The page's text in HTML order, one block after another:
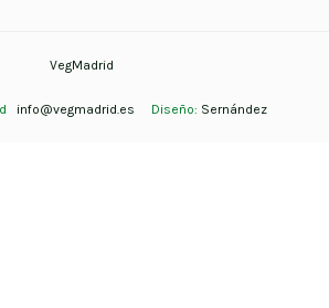
VegMadrid
info@vegmadrid.es Diseño: Sernández